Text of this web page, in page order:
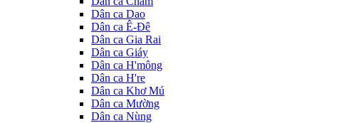
Dân ca Dao
Dân ca Ê-Đê
Dân ca Gia Rai
Dân ca Giáy
Dân ca H'mông
Dân ca H're
Dân ca Khơ Mú
Dân ca Mường
Dân ca Nùng